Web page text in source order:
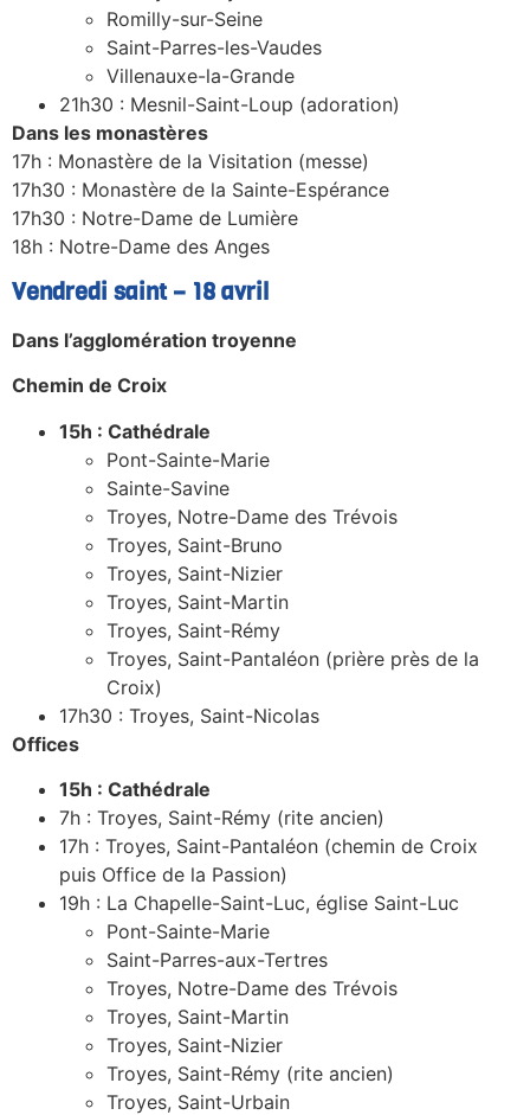
Romilly-sur-Seine
Saint-Parres-les-Vaudes
Villenauxe-la-Grande
21h30 : Mesnil-Saint-Loup (adoration)
Dans les monastères
17h : Monastère de la Visitation (messe)
17h30 : Monastère de la Sainte-Espérance
17h30 : Notre-Dame de Lumière
18h : Notre-Dame des Anges
Vendredi saint – 18 avril
Dans l’agglomération troyenne
Chemin de Croix
15h : Cathédrale
Pont-Sainte-Marie
Sainte-Savine
Troyes, Notre-Dame des Trévois
Troyes, Saint-Bruno
Troyes, Saint-Nizier
Troyes, Saint-Martin
Troyes, Saint-Rémy
Troyes, Saint-Pantaléon (prière près de la
Croix)
17h30 : Troyes, Saint-Nicolas
Offices
15h : Cathédrale
7h : Troyes, Saint-Rémy (rite ancien)
17h : Troyes, Saint-Pantaléon (chemin de Croix
puis Office de la Passion)
19h : La Chapelle-Saint-Luc, église Saint-Luc
Pont-Sainte-Marie
Saint-Parres-aux-Tertres
Troyes, Notre-Dame des Trévois
Troyes, Saint-Martin
Troyes, Saint-Nizier
Troyes, Saint-Rémy (rite ancien)
Troyes, Saint-Urbain